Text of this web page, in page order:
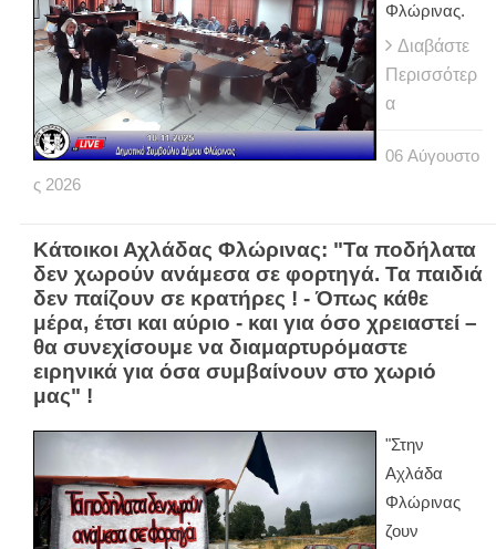
Φλώρινας.
Διαβάστε
Περισσότερ
α
06 Αύγουστο
ς 2026
Κάτοικοι Αχλάδας Φλώρινας: "Τα ποδήλατα
δεν χωρούν ανάμεσα σε φορτηγά. Τα παιδιά
δεν παίζουν σε κρατήρες ! - Όπως κάθε
μέρα, έτσι και αύριο - και για όσο χρειαστεί –
θα συνεχίσουμε να διαμαρτυρόμαστε
ειρηνικά για όσα συμβαίνουν στο χωριό
μας" !
"Στην
Αχλάδα
Φλώρινας
ζουν